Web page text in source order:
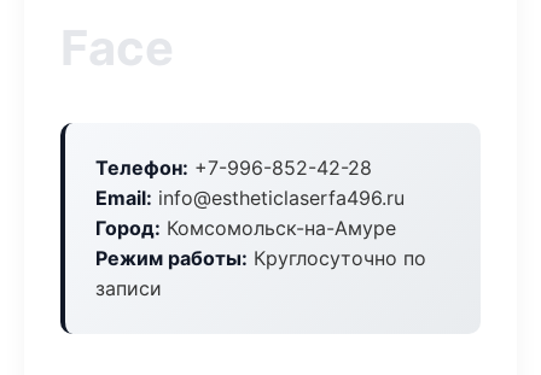
Face
Телефон: +7-996-852-42-28
Email: info@estheticlaserfa496.ru
Город: Комсомольск-на-Амуре
Режим работы: Круглосуточно по
записи